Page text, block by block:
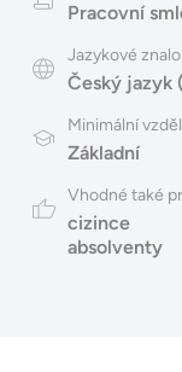
Pracovní
Jazykové
Český jazyk
Minimální
Základní
Vhodné také
cizince
absolventy